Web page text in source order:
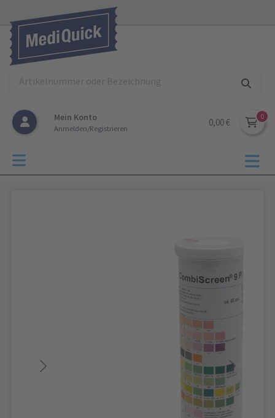
Mein Konto
Anmelden/Registrieren
0,00 €